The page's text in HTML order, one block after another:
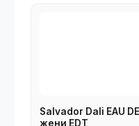
Salvador Dali EAU
жени EDT